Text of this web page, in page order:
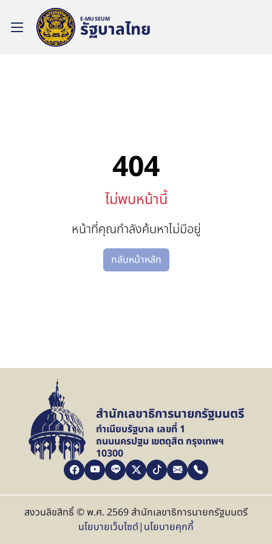
รัฐบาลไทย
E-MUSEUM
404
ไม่พบหน้านี้
หน้าที่คุณกำลังค้นหาไม่มีอยู่
กลับหน้าหลัก
สำนักเลขาธิการนายกรัฐมนตรี
ทำเนียบรัฐบาล เลขที่ 1
ถนนนครปฐม เขตดุสิต กรุงเทพฯ
10300
สงวนลิขสิทธิ์ © พ.ศ. 2569 สำนักเลขาธิการนายกรัฐมนตรี
นโยบายเว็บไซต์| นโยบายคุกกี้